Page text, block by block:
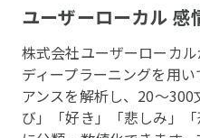
ユーザーローカル 感
株式会社ユーザーローカル
ディープラーニングを用
アンスを解析し、20〜
び」「好き」「悲しみ」